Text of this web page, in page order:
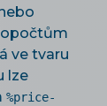
ve tvaru
lze
%price-